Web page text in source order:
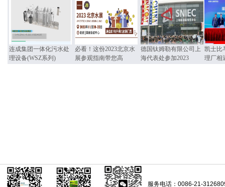
连成集团一体化污水处
理设备(WSZ系列)
必看！这份2023北京水
展参观指南带您高
德国钛姆勒有限公司上
海代表处参加2023
凯士比
理厂相
服务电话：0086-21-